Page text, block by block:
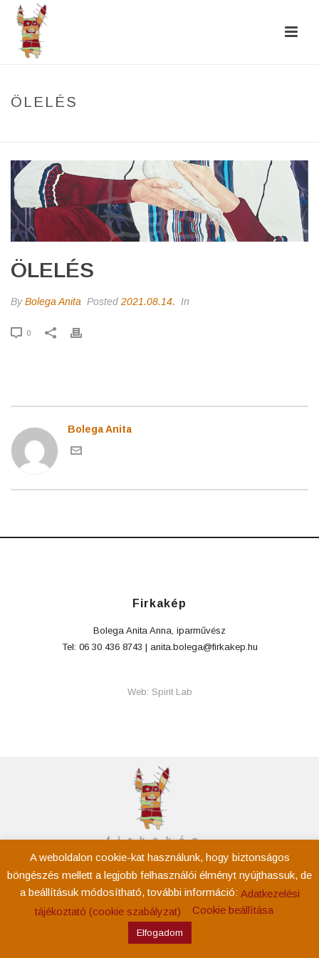
ÖLELÉS
ÖLELÉS
ByBolega Anita Posted 2021.08.14. In
0
Bolega Anita
Firkakép
Bolega Anita Anna, iparművész
Tel: 06 30 436 8743 | anita.bolega@firkakep.hu
Web: Spirit Lab
Kezdőoldal
Rólam
Tevékenység
Kapcsolat
A weboldalon cookie-kat használunk, hogy biztonságos
böngészés mellett a legjobb felhasználói élményt nyújthassuk, de
a beállításuk módosítható, további információ: Adatkezelési
tájékoztató (cookie szabályzat)
Cookie beállítása
Elfogadom